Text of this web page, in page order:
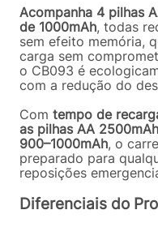
Acompanha 4 pilhas
de 1000mAh, todas
sem efeito memória,
carga sem
o CB093 é
com a redução do
Com tempo de
as pilhas AA
900–1000mAh, o
preparado para
reposições
Diferenciais do